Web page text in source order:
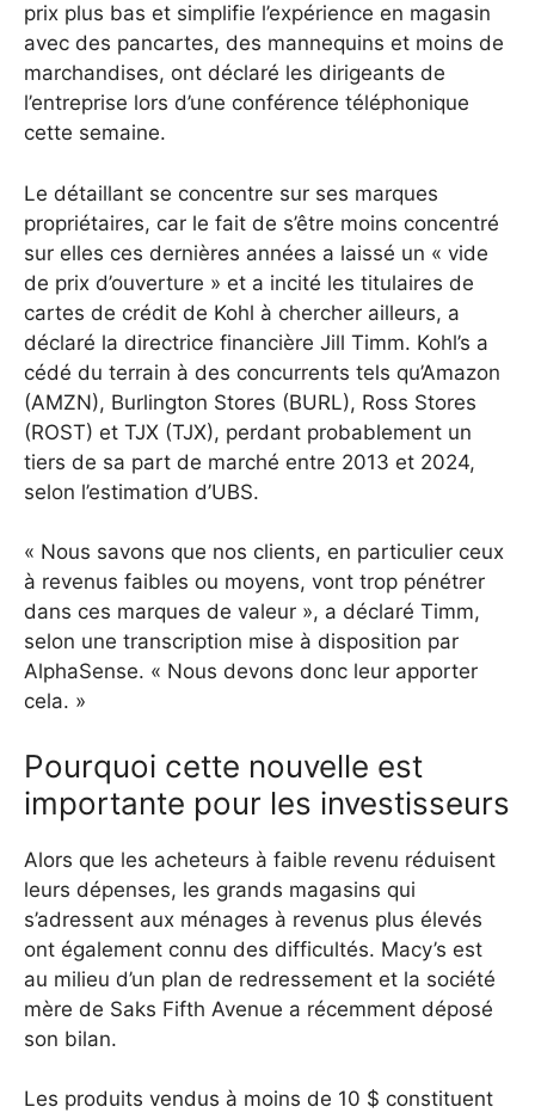
prix plus bas et simplifie l’expérience en magasin
avec des pancartes, des mannequins et moins de
marchandises, ont déclaré les dirigeants de
l’entreprise lors d’une conférence téléphonique
cette semaine.
Le détaillant se concentre sur ses marques
propriétaires, car le fait de s’être moins concentré
sur elles ces dernières années a laissé un « vide
de prix d’ouverture » et a incité les titulaires de
cartes de crédit de Kohl à chercher ailleurs, a
déclaré la directrice financière Jill Timm. Kohl’s a
cédé du terrain à des concurrents tels qu’Amazon
(AMZN), Burlington Stores (BURL), Ross Stores
(ROST) et TJX (TJX), perdant probablement un
tiers de sa part de marché entre 2013 et 2024,
selon l’estimation d’UBS.
« Nous savons que nos clients, en particulier ceux
à revenus faibles ou moyens, vont trop pénétrer
dans ces marques de valeur », a déclaré Timm,
selon une transcription mise à disposition par
AlphaSense. « Nous devons donc leur apporter
cela. »
Pourquoi cette nouvelle est
importante pour les investisseurs
Alors que les acheteurs à faible revenu réduisent
leurs dépenses, les grands magasins qui
s’adressent aux ménages à revenus plus élevés
ont également connu des difficultés. Macy’s est
au milieu d’un plan de redressement et la société
mère de Saks Fifth Avenue a récemment déposé
son bilan.
Les produits vendus à moins de 10 $ constituent